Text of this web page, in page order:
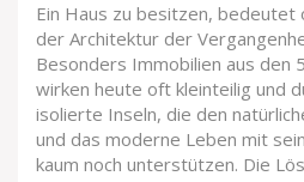
Ein Haus zu besitzen,
der Architektur der
Besonders Immobilien aus den
wirken heute oft kleinteilig und
isolierte Inseln, die den
und das moderne Leben mit
kaum noch unterstützen. Die